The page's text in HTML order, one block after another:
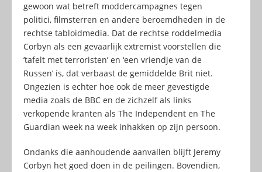
gewoon wat betreft moddercampagnes tegen
politici, filmsterren en andere beroemdheden in de
rechtse tabloidmedia. Dat de rechtse roddelmedia
Corbyn als een gevaarlijk extremist voorstellen die
’tafelt met terroristen’ en ‘een vriendje van de
Russen’ is, dat verbaast de gemiddelde Brit niet.
Ongezien is echter hoe ook de meer gevestigde
media zoals de BBC en de zichzelf als links
verkopende kranten als The Independent en The
Guardian week na week inhakken op zijn persoon.
Ondanks die aanhoudende aanvallen blijft Jeremy
Corbyn het goed doen in de peilingen. Bovendien,